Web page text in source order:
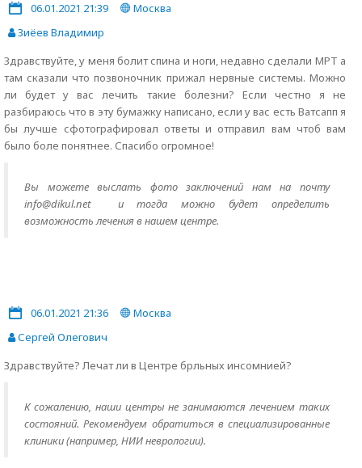
06.01.2021 21:39
Москва
Зиёев Владимир
Здравствуйте, у меня болит спина и ноги, недавно сделали МРТ а
там сказали что позвоночник прижал нервные системы. Можно
ли будет у вас лечить такие болезни? Если честно я не
разбираюсь что в эту бумажку написано, если у вас есть Ватсапп я
бы лучше сфотографировал ответы и отправил вам чтоб вам
было боле понятнее. Спасибо огромное!
Вы можете выслать фото заключений нам на почту
info@dikul.net и тогда можно будет определить
возможность лечения в нашем центре.
06.01.2021 21:36
Москва
Сергей Олегович
Здравствуйте? Лечат ли в Центре брльных инсомнией?
К сожалению, наши центры не занимаются лечением таких
состояний. Рекомендуем обратиться в специализированные
клиники (например, НИИ неврологии).